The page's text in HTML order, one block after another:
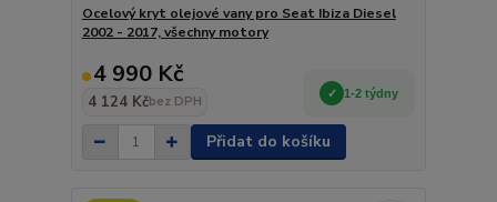
Ocelový kryt olejové vany pro Seat Ibiza Diesel
2002 - 2017, všechny motory
4 990 Kč
4 124 Kčbez DPH
1-2 týdny
Přidat do košíku